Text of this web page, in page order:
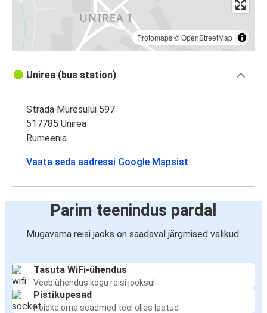
Protomaps©OpenStreetMap
Unirea (bus station)
Strada Muresului 597
517785 Unirea
Rumeenia
Vaata seda aadressi Google Mapsist
Parim teenindus pardal
Mugavama reisi jaoks on saadaval järgmised valikud:
Tasuta WiFi-ühendus
Veebiühendus kogu reisi jooksul
Pistikupesad
Hoidke oma seadmed teel olles laetud